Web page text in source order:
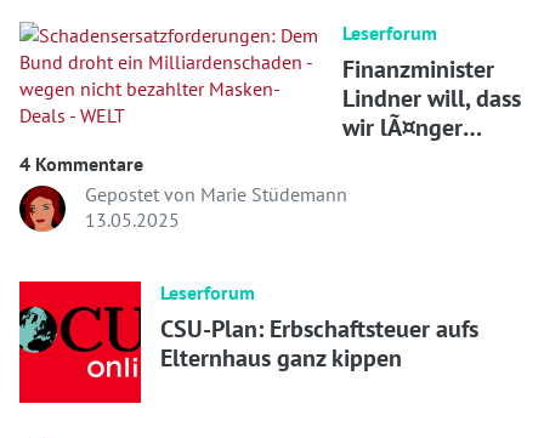
Leserforum
Finanzminister
Lindner will, dass
wir lÃ¤nger
4 Kommentare
Gepostet von Marie Stüdemann
13.05.2025
Leserforum
CSU-Plan: Erbschaftsteuer aufs
Elternhaus ganz kippen